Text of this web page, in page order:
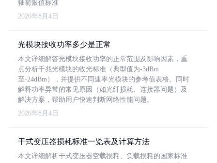
轴荷限值标准
2026年8月4日
光模块接收功率多少是正常
本文详细解答光模块接收功率的正常范围及影响因素，重
点分析千兆光模块的收光标准（典型值为-3dBm
至-24dBm），并提供不同速率光模块的参考值表格。同时
解释功率异常的常见原因（如光纤损耗、连接器问题）及
解决方案，帮助用户快速判断网络性能问题。
2026年8月4日
干式变压器损耗标准一览表及计算方法
本文详细解析干式变压器空载损耗、负载损耗的国家标准